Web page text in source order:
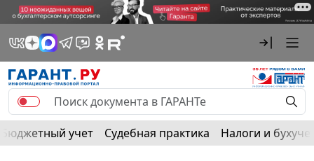
Бюджетный учет Судебная практика Налоги и